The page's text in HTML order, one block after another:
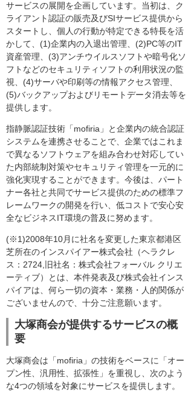
サービスの展開を企画しています。当初は、ク
ライアント認証の販売及びSIサービス提供から
スタートし、個人の行動が特定できる特長を活
かして、(1)企業内の入退出管理、(2)PC等のIT
資産管理、(3)アンチウイルスソフトや暗号化ソ
フトなどのセキュリティソフトの利用状況の監
視、(4)サーバや印刷等の情報アクセス管理、
(5)バックアップおよびリモートデータ消去等を
提供します。
指静脈認証技術「mofiria」と企業内の統合認証
システムを連携させることで、企業ではこれま
で異なるソフトウェアを組み合わせ対応してい
た内部統制対策やセキュリティ管理を一元的に
強化実現することができます。今後は、パート
ナー各社と共同でサービス提供のための標準フ
レームワークの開発を行い、低コストで安心安
全なビジネスIT環境の普及に努めます。
(※1)2008年10月に社名を変更した東京都港区
芝所在のインスパイアー株式会社（ヘラクレ
ス：2724,旧社名：株式会社フォーバル クリエ
ーティブ）とは、本件発表及び株式会社インス
パイアは、何ら一切の資本・業務・人的関係が
ございませんので、十分ご注意願います。
大塚商会が提供するサービスの概
要
大塚商会は「mofiria」の技術をベースに「オー
プン性、汎用性、拡張性」を重視し、次のよう
な4つの領域を対象にサービスを提供します。